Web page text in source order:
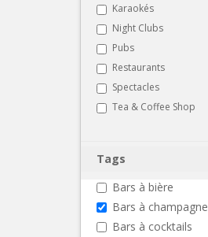
Karaokés
Night Clubs
Pubs
Restaurants
Spectacles
Tea & Coffee Shop
Tags
Bars à bière
Bars à champagne
Bars à cocktails